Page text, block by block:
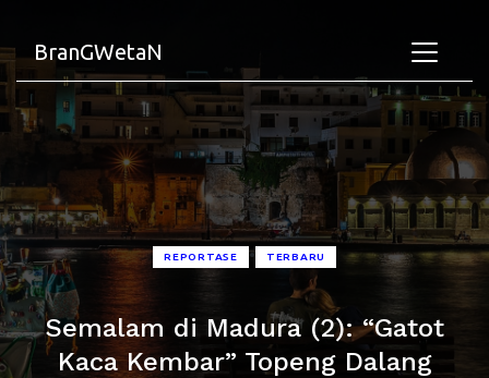
BranGWetaN
REPORTASE • TERBARU
Semalam di Madura (2): “Gatot
Kaca Kembar” Topeng Dalang